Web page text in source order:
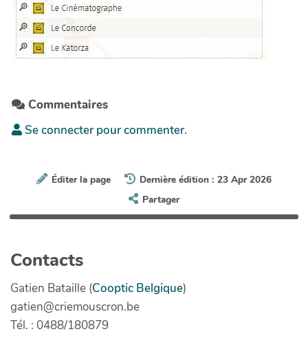
Commentaires
Se connecter pour commenter.
Éditer la page
Dernière édition : 23 Apr 2026
Partager
Contacts
Gatien Bataille (Cooptic Belgique)
gatien@criemouscron.be
Tél. : 0488/180879